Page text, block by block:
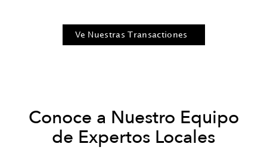
Ve Nuestras Transactiones
Conoce a Nuestro Equipo
de Expertos Locales